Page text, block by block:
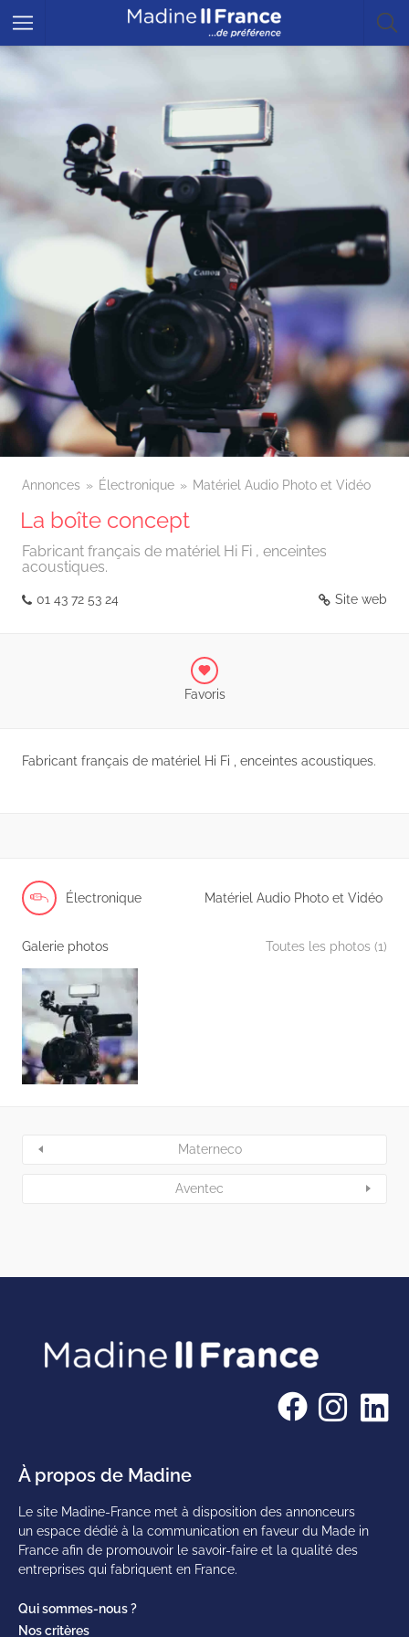
Annonces Électronique Matériel Audio Photo et Vidéo
La boîte concept
Fabricant français de matériel Hi Fi , enceintes
acoustiques.
01 43 72 53 24 Site web
Favoris
Fabricant français de matériel Hi Fi , enceintes acoustiques.
Électronique Matériel Audio Photo et Vidéo
Galerie photos Toutes les photos (1)
Materneco
Aventec
À propos de Madine
Le site Madine-France met à disposition des annonceurs
un espace dédié à la communication en faveur du Made in
France afin de promouvoir le savoir-faire et la qualité des
entreprises qui fabriquent en France.
Qui sommes-nous ?
Nos critères